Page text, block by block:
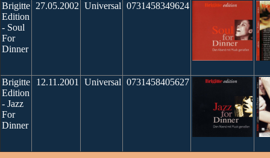
Brigitte
Edition
- Soul
For
Dinner
27.05.2002 Universal 0731458349624
Brigitte
Edition
- Jazz
For
Dinner
12.11.2001 Universal 0731458405627